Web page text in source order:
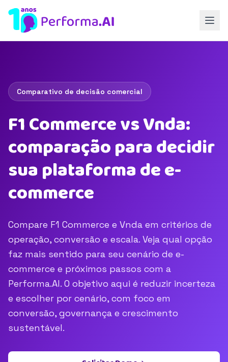
Comparativo de decisão comercial
F1 Commerce vs Vnda:
comparação para decidir
sua plataforma de e-
commerce
Compare F1 Commerce e Vnda em critérios de
operação, conversão e escala. Veja qual opção
faz mais sentido para seu cenário de e-
commerce e próximos passos com a
Performa.AI. O objetivo aqui é reduzir incerteza
e escolher por cenário, com foco em
conversão, governança e crescimento
sustentável.